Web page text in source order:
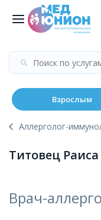
Взрослым
Аллерголог-
Титовец
Врач-